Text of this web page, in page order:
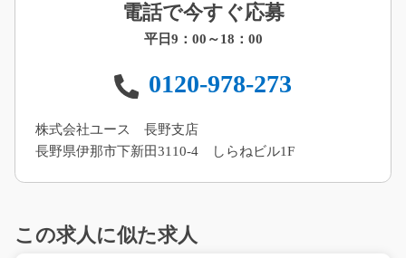
電話で今すぐ応募
平日9：00～18：00
0120-978-273
株式会社ユース 長野支店
長野県伊那市下新田3110-4 しらねビル1F
この求人に似た求人